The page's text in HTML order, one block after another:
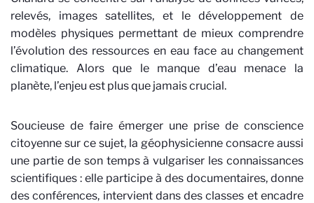
relevés, images satellites, et le développement de
modèles physiques permettant de mieux comprendre
l’évolution des ressources en eau face au changement
climatique. Alors que le manque d’eau menace la
planète, l’enjeu est plus que jamais crucial.
Soucieuse de faire émerger une prise de conscience
citoyenne sur ce sujet, la géophysicienne consacre aussi
une partie de son temps à vulgariser les connaissances
scientifiques : elle participe à des documentaires, donne
des conférences, intervient dans des classes et encadre